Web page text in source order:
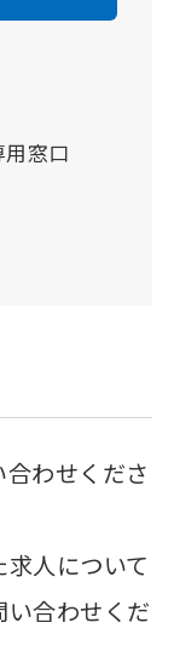
窓口
わせくださ
人について
合わせくだ